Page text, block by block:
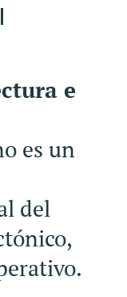
e
es un
del